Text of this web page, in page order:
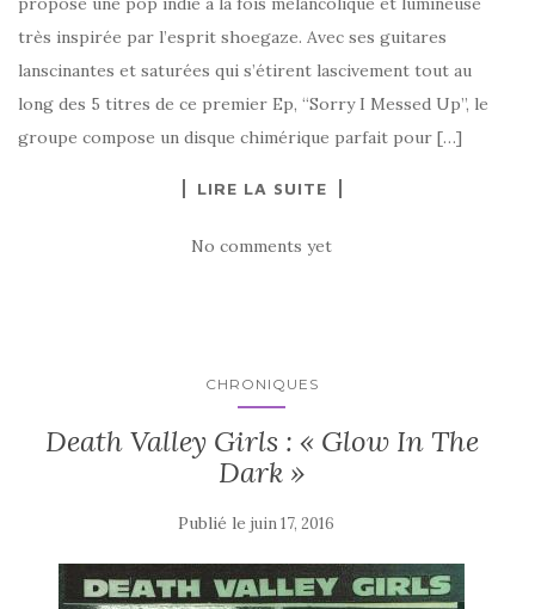
très inspirée par l’esprit shoegaze. Avec ses guitares
lanscinantes et saturées qui s’étirent lascivement tout au
long des 5 titres de ce premier Ep, “Sorry I Messed Up”, le
groupe compose un disque chimérique parfait pour […]
LIRE LA SUITE
No comments yet
CHRONIQUES
Death Valley Girls : « Glow In The
Dark »
Publié le juin 17, 2016